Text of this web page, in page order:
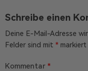
Schreibe einen
Deine E-Mail-Adresse
Felder sind mit * markiert
Kommentar *